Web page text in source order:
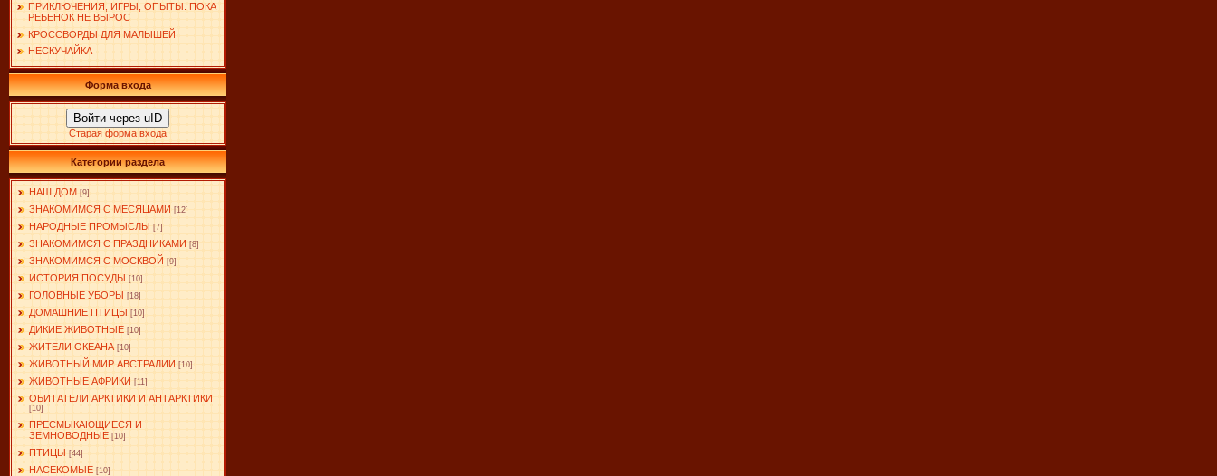
ПРИКЛЮЧЕНИЯ, ИГРЫ, ОПЫТЫ. ПОКА
РЕБЕНОК НЕ ВЫРОС
КРОССВОРДЫ ДЛЯ МАЛЫШЕЙ
НЕСКУЧАЙКА
Форма входа
Войти через uID
Старая форма входа
Категории раздела
НАШ ДОМ [9]
ЗНАКОМИМСЯ С МЕСЯЦАМИ [12]
НАРОДНЫЕ ПРОМЫСЛЫ [7]
ЗНАКОМИМСЯ С ПРАЗДНИКАМИ [8]
ЗНАКОМИМСЯ С МОСКВОЙ [9]
ИСТОРИЯ ПОСУДЫ [10]
ГОЛОВНЫЕ УБОРЫ [18]
ДОМАШНИЕ ПТИЦЫ [10]
ДИКИЕ ЖИВОТНЫЕ [10]
ЖИТЕЛИ ОКЕАНА [10]
ЖИВОТНЫЙ МИР АВСТРАЛИИ [10]
ЖИВОТНЫЕ АФРИКИ [11]
ОБИТАТЕЛИ АРКТИКИ И АНТАРКТИКИ
[10]
ПРЕСМЫКАЮЩИЕСЯ И
ЗЕМНОВОДНЫЕ [10]
ПТИЦЫ [44]
НАСЕКОМЫЕ [10]